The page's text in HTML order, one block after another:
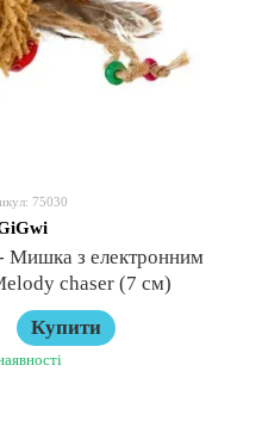
75030
- Мишка з електронним
chaser (7 см)
Купити